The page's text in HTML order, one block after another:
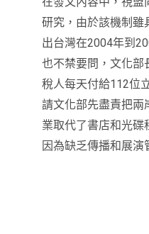
研究，由於該機制雖
出台灣在2004年到
也不禁要問，文化
稅人每天付給112位
請文化部先盡責把兩
業取代了書店和光
因為缺乏傳播和展